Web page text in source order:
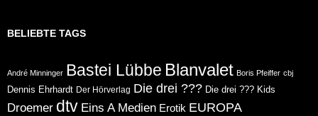
BELIEBTE TAGS
André Minninger Bastei Lübbe Blanvalet Boris Pfeiffer cbj
Dennis Ehrhardt Der Hörverlag Die drei ??? Die drei ??? Kids
Droemer dtv Eins A Medien Erotik EUROPA